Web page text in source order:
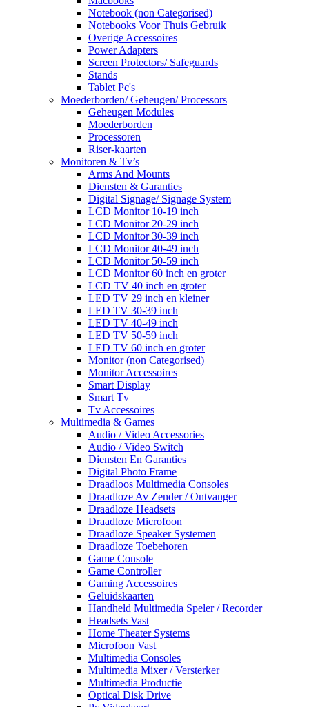
Notebook (non Categorised)
Notebooks Voor Thuis Gebruik
Overige Accessoires
Power Adapters
Screen Protectors/ Safeguards
Stands
Tablet Pc's
Moederborden/ Geheugen/ Processors
Geheugen Modules
Moederborden
Processoren
Riser-kaarten
Monitoren & Tv’s
Arms And Mounts
Diensten & Garanties
Digital Signage/ Signage System
LCD Monitor 10-19 inch
LCD Monitor 20-29 inch
LCD Monitor 30-39 inch
LCD Monitor 40-49 inch
LCD Monitor 50-59 inch
LCD Monitor 60 inch en groter
LCD TV 40 inch en groter
LED TV 29 inch en kleiner
LED TV 30-39 inch
LED TV 40-49 inch
LED TV 50-59 inch
LED TV 60 inch en groter
Monitor (non Categorised)
Monitor Accessoires
Smart Display
Smart Tv
Tv Accessoires
Multimedia & Games
Audio / Video Accessories
Audio / Video Switch
Diensten En Garanties
Digital Photo Frame
Draadloos Multimedia Consoles
Draadloze Av Zender / Ontvanger
Draadloze Headsets
Draadloze Microfoon
Draadloze Speaker Systemen
Draadloze Toebehoren
Game Console
Game Controller
Gaming Accessoires
Geluidskaarten
Handheld Multimedia Speler / Recorder
Headsets Vast
Home Theater Systems
Microfoon Vast
Multimedia Consoles
Multimedia Mixer / Versterker
Multimedia Productie
Optical Disk Drive